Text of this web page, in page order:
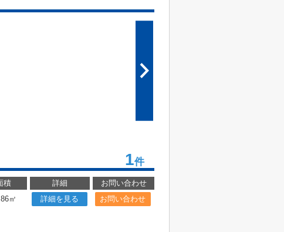
1件
積 詳細
お問い合わせ
㎡ 詳細を見る お問い合わせ